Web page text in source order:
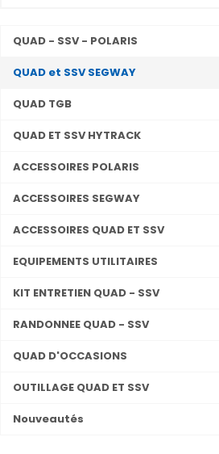
QUAD - SSV - POLARIS
QUAD et SSV SEGWAY
QUAD TGB
QUAD ET SSV HYTRACK
ACCESSOIRES POLARIS
ACCESSOIRES SEGWAY
ACCESSOIRES QUAD ET SSV
EQUIPEMENTS UTILITAIRES
KIT ENTRETIEN QUAD - SSV
RANDONNEE QUAD - SSV
QUAD D'OCCASIONS
OUTILLAGE QUAD ET SSV
Nouveautés